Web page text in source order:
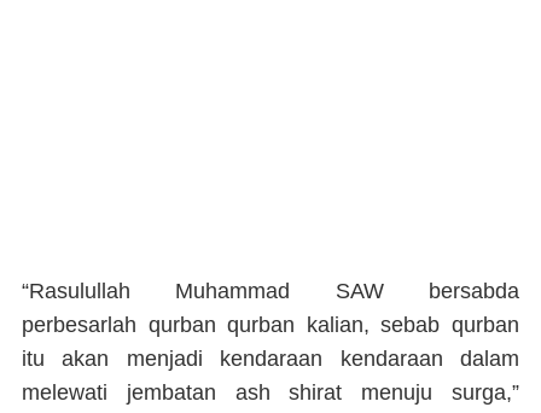
“Rasulullah Muhammad SAW bersabda
perbesarlah qurban qurban kalian, sebab qurban
itu akan menjadi kendaraan kendaraan dalam
melewati jembatan ash shirat menuju surga,”